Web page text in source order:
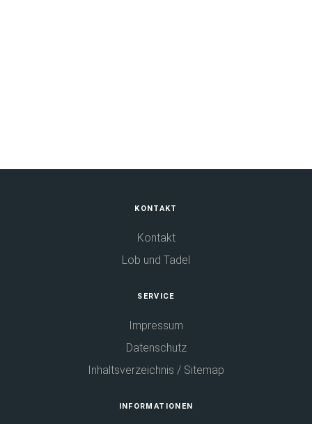
KONTAKT
Kontakt
Lob und Tadel
SERVICE
Impressum
Datenschutz
Inhaltsverzeichnis / Sitemap
INFORMATIONEN